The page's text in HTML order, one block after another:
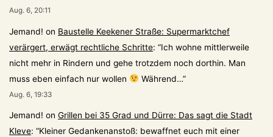
Aug. 6, 20:11
Jemand! on Baustelle Keekener Straße: Supermarktchef
verärgert, erwägt rechtliche Schritte: “Ich wohne mittlerweile
nicht mehr in Rindern und gehe trotzdem noch dorthin. Man
muss eben einfach nur wollen
Während…”
Aug. 6, 19:33
Jemand! on Grillen bei 35 Grad und Dürre: Das sagt die Stadt
Kleve: “Kleiner Gedankenanstoß: bewaffnet euch mit einer